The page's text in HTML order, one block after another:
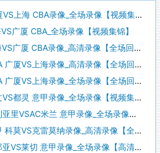
上海 CBA录像_全场录像【视频集锦】
广厦 CBA_全场录像【视频集锦】
广厦 CBA录像_高清录像【全场回放】
厦VS上海录像_高清录像【全场回放】
厦VS上海录像_全场录像【全场回放】
都灵 意甲录像_全场录像【视频集锦】
米兰 意甲录像_全场录像【视频集锦】
VS克雷莫纳录像_高清录像【全场回放】
莱切 意甲录像_全场录像【高清回放】